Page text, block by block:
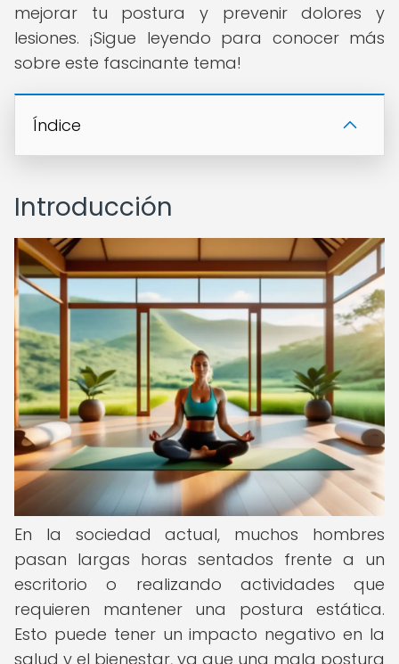
mejorar tu postura y prevenir dolores y
lesiones. ¡Sigue leyendo para conocer más
sobre este fascinante tema!
Índice
Introducción
En la sociedad actual, muchos hombres
pasan largas horas sentados frente a un
escritorio o realizando actividades que
requieren mantener una postura estática.
Esto puede tener un impacto negativo en la
salud y el bienestar, ya que una mala postura